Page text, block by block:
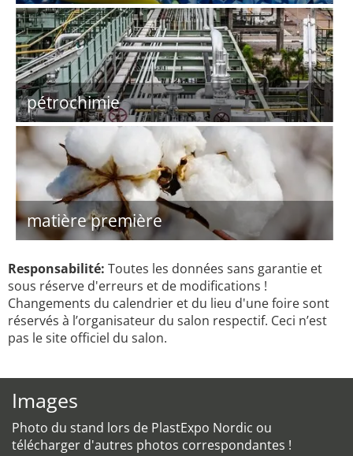
pétrochimie
matière première
Responsabilité: Toutes les données sans garantie et
sous réserve d'erreurs et de modifications !
Changements du calendrier et du lieu d'une foire sont
réservés à l’organisateur du salon respectif. Ceci n’est
pas le site officiel du salon.
Images
Photo du stand lors de PlastExpo Nordic ou
télécharger d'autres photos correspondantes !